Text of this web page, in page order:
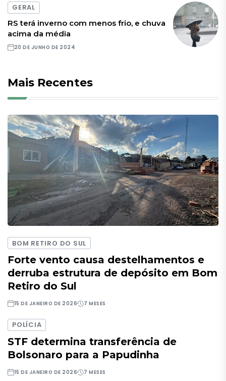
GERAL
RS terá inverno com menos frio, e chuva
acima da média
20 DE JUNHO DE 2024
Mais Recentes
BOM RETIRO DO SUL
Forte vento causa destelhamentos e
derruba estrutura de depósito em Bom
Retiro do Sul
15 DE JANEIRO DE 2026 7 MESES
POLÍCIA
STF determina transferência de
Bolsonaro para a Papudinha
15 DE JANEIRO DE 2026 7 MESES